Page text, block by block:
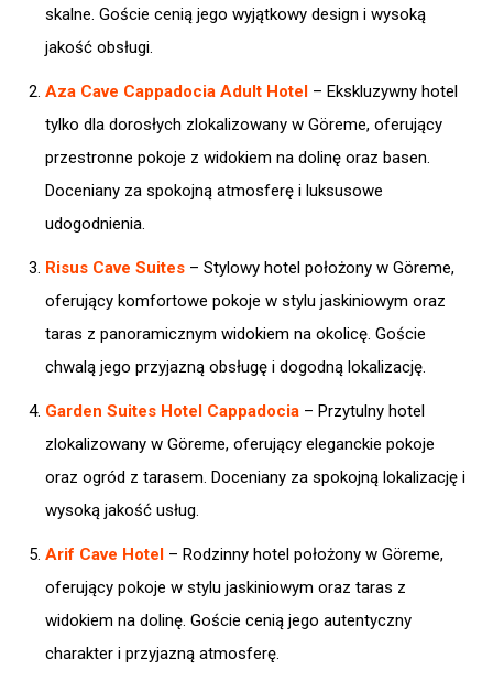
skalne. Goście cenią jego wyjątkowy design i wysoką
jakość obsługi.​
Aza Cave Cappadocia Adult Hotel – Ekskluzywny hotel
tylko dla dorosłych zlokalizowany w Göreme, oferujący
przestronne pokoje z widokiem na dolinę oraz basen.
Doceniany za spokojną atmosferę i luksusowe
udogodnienia.​
Risus Cave Suites – Stylowy hotel położony w Göreme,
oferujący komfortowe pokoje w stylu jaskiniowym oraz
taras z panoramicznym widokiem na okolicę. Goście
chwalą jego przyjazną obsługę i dogodną lokalizację.​
Garden Suites Hotel Cappadocia – Przytulny hotel
zlokalizowany w Göreme, oferujący eleganckie pokoje
oraz ogród z tarasem. Doceniany za spokojną lokalizację i
wysoką jakość usług.
Arif Cave Hotel – Rodzinny hotel położony w Göreme,
oferujący pokoje w stylu jaskiniowym oraz taras z
widokiem na dolinę. Goście cenią jego autentyczny
charakter i przyjazną atmosferę.